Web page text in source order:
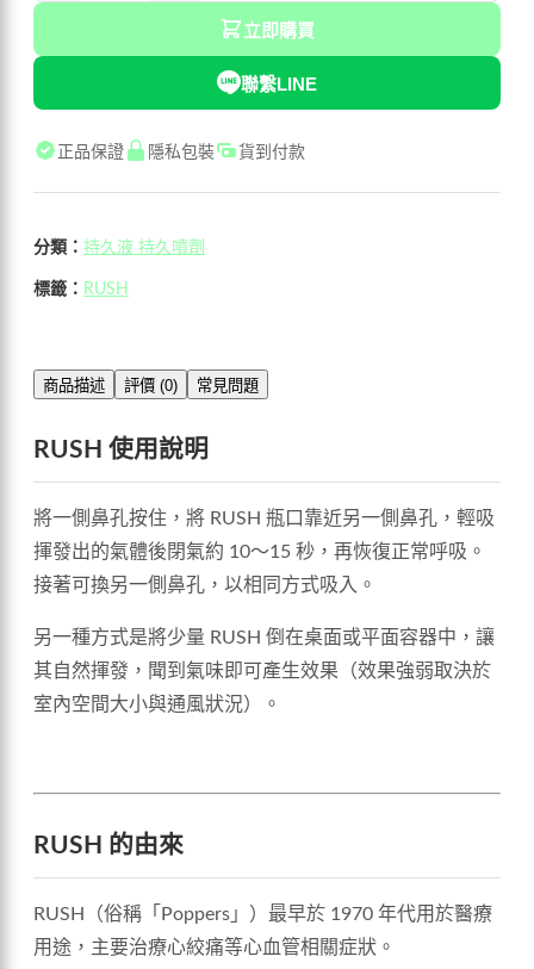
立即購買
聯繫LINE
正品保證 隱私包裝 貨到付款
分類： 持久液 持久噴劑
標籤： RUSH
商品描述 評價 (0) 常見問題
RUSH 使用說明
將一側鼻孔按住，將 RUSH 瓶口靠近另一側鼻孔，輕吸
揮發出的氣體後閉氣約 10～15 秒，再恢復正常呼吸。
接著可換另一側鼻孔，以相同方式吸入。
另一種方式是將少量 RUSH 倒在桌面或平面容器中，讓
其自然揮發，聞到氣味即可產生效果（效果強弱取決於
室內空間大小與通風狀況）。
RUSH 的由來
RUSH（俗稱「Poppers」）最早於 1970 年代用於醫療
用途，主要治療心絞痛等心血管相關症狀。